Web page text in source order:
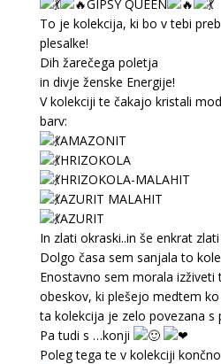
GIPSY QUEEN
To je kolekcija, ki bo v tebi
plesalke!
Dih žarečega poletja
in divje ženske Energije!
V kolekciji te čakajo kristali
barv:
AMAZONIT
HRIZOKOLA
HRIZOKOLA-MALAHIT
AZURIT MALAHIT
AZURIT
In zlati okraski..in še enkrat
Dolgo časa sem sanjala to
Enostavno sem morala izživeti
obeskov, ki plešejo medtem ko
ta kolekcija je zelo povezana s
Pa tudi s …konji
Poleg tega te v kolekciji